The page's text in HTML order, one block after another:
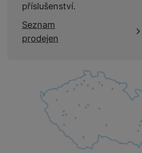
příslušenství.
Seznam
prodejen